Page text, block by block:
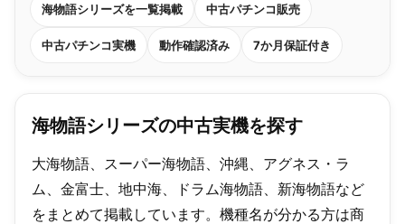
海物語シリーズを一覧掲載 中古パチンコ販売
中古パチンコ実機 動作確認済み 7か月保証付き
海物語シリーズの中古実機を探す
大海物語、スーパー海物語、沖縄、アグネス・ラ
ム、金富士、地中海、ドラム海物語、新海物語など
をまとめて掲載しています。機種名が分かる方は商